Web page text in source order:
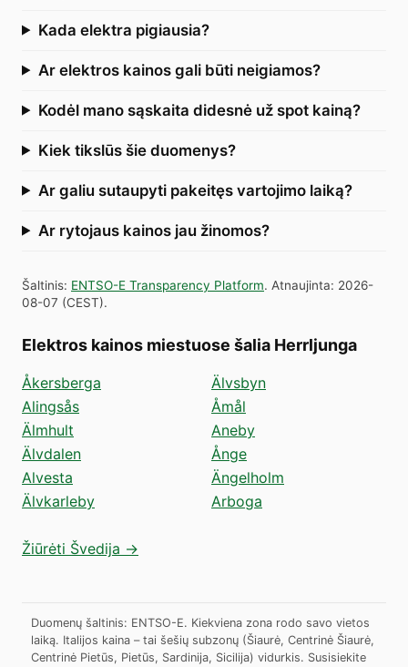
Kada elektra pigiausia?
Ar elektros kainos gali būti neigiamos?
Kodėl mano sąskaita didesnė už spot kainą?
Kiek tikslūs šie duomenys?
Ar galiu sutaupyti pakeitęs vartojimo laiką?
Ar rytojaus kainos jau žinomos?
Šaltinis: ENTSO-E Transparency Platform. Atnaujinta: 2026-
08-07 (CEST).
Elektros kainos miestuose šalia Herrljunga
Åkersberga
Alingsås
Älmhult
Älvdalen
Alvesta
Älvkarleby
Älvsbyn
Åmål
Aneby
Ånge
Ängelholm
Arboga
Žiūrėti Švedija →
Duomenų šaltinis: ENTSO-E. Kiekviena zona rodo savo vietos
laiką. Italijos kaina – tai šešių subzonų (Šiaurė, Centrinė Šiaurė,
Centrinė Pietūs, Pietūs, Sardinija, Sicilija) vidurkis. Susisiekite